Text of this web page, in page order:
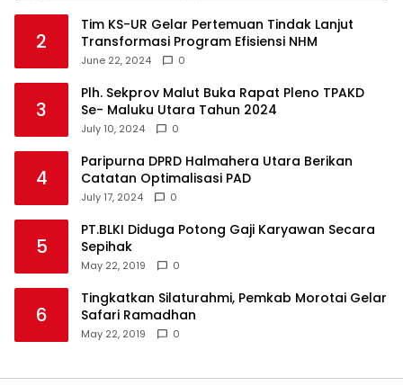
2
Tim KS-UR Gelar Pertemuan Tindak Lanjut
Transformasi Program Efisiensi NHM
June 22, 2024 0
3
Plh. Sekprov Malut Buka Rapat Pleno TPAKD
Se- Maluku Utara Tahun 2024
July 10, 2024 0
4
Paripurna DPRD Halmahera Utara Berikan
Catatan Optimalisasi PAD
July 17, 2024 0
5
PT.BLKI Diduga Potong Gaji Karyawan Secara
Sepihak
May 22, 2019 0
6
Tingkatkan Silaturahmi, Pemkab Morotai Gelar
Safari Ramadhan
May 22, 2019 0